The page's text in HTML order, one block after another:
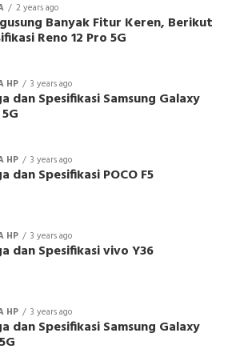
2 years ago
Banyak Fitur Keren, Berikut
Reno 12 Pro 5G
HP 3 years ago
dan Spesifikasi Samsung Galaxy
HP 3 years ago
dan Spesifikasi POCO F5
HP 3 years ago
dan Spesifikasi vivo Y36
HP 3 years ago
dan Spesifikasi Samsung Galaxy